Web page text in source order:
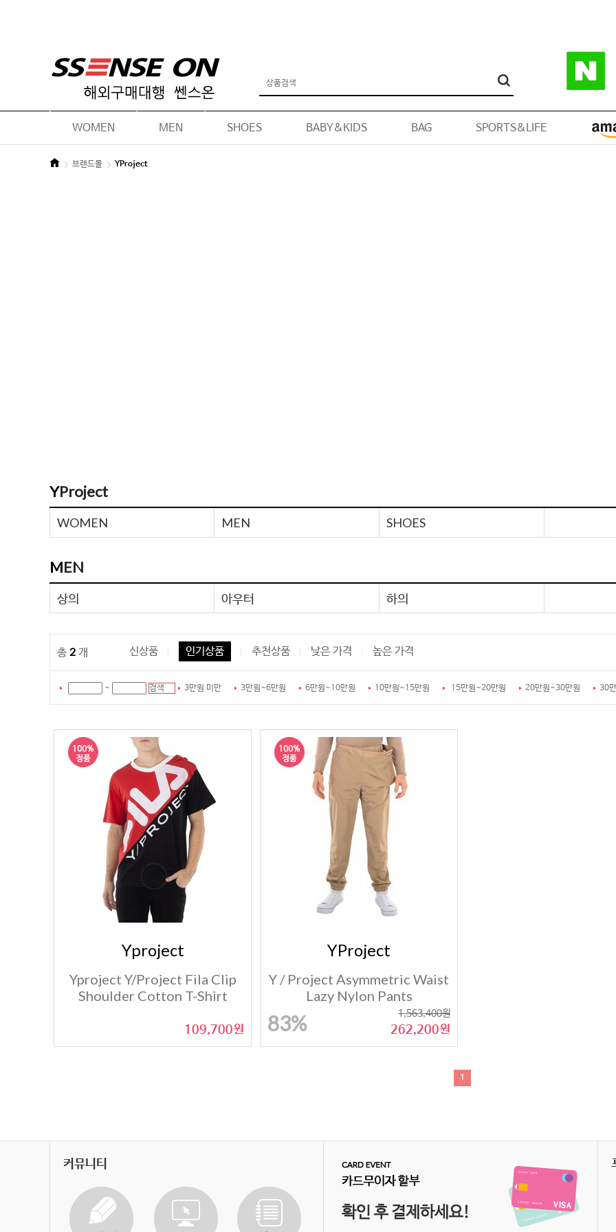
WOMEN MEN SHOES BABY&KIDS BAG SPORTS&LIFE
브랜드몰 YProject
YProject
WOMEN MEN SHOES
MEN
상의 아우터 하의
총 2 개 신상품 인기상품 추천상품 낮은 가격 높은 가격
~ 검색 3만원 미만 3만원~6만원 6만원~10만원 10만원~15만원 15만원~20만원 20만원~30만원 30
Yproject
Yproject Y/Project Fila Clip
Shoulder Cotton T-Shirt
109,700원
YProject
Y / Project Asymmetric Waist
Lazy Nylon Pants
1,563,400원
83% 262,200원
1
커뮤니티